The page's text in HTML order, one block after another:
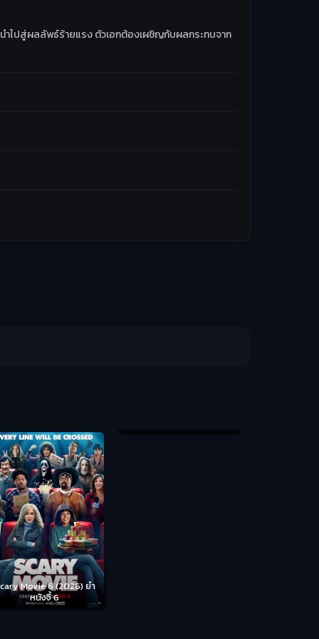
ำไปสู่ผลลัพธ์ร้ายแรง ตัวเอกต้องเผชิญกับผลกระทบจาก
Movie 6 (2026) ยำ
หนังจี้ 6